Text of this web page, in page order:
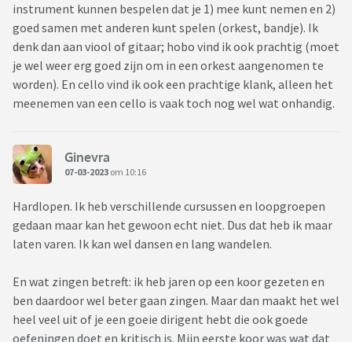
instrument kunnen bespelen dat je 1) mee kunt nemen en 2)
goed samen met anderen kunt spelen (orkest, bandje). Ik
denk dan aan viool of gitaar; hobo vind ik ook prachtig (moet
je wel weer erg goed zijn om in een orkest aangenomen te
worden). En cello vind ik ook een prachtige klank, alleen het
meenemen van een cello is vaak toch nog wel wat onhandig.
Ginevra
07-03-2023 om 10:16
Hardlopen. Ik heb verschillende cursussen en loopgroepen
gedaan maar kan het gewoon echt niet. Dus dat heb ik maar
laten varen. Ik kan wel dansen en lang wandelen.
En wat zingen betreft: ik heb jaren op een koor gezeten en
ben daardoor wel beter gaan zingen. Maar dan maakt het wel
heel veel uit of je een goeie dirigent hebt die ook goede
oefeningen doet en kritisch is. Mijn eerste koor was wat dat